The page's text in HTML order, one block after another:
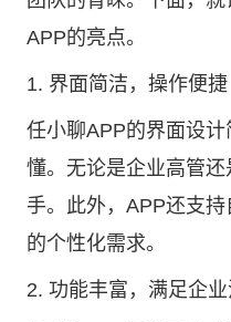
APP的亮点。
1. 界面简洁，操作便捷
任小聊APP的界面设
懂。无论是企业高管
手。此外，APP还支
的个性化需求。
2. 功能丰富，满足企